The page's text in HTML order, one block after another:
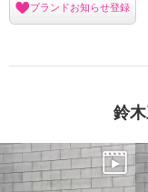
ブランドお知らせ登録
鈴